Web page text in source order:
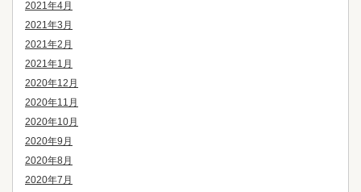
2021年4月
2021年3月
2021年2月
2021年1月
2020年12月
2020年11月
2020年10月
2020年9月
2020年8月
2020年7月